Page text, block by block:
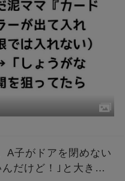
いが…ｗ
A子がドアを閉めない
だけど！｣と大きな